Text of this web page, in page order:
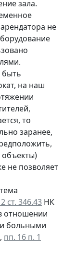
зала.
не
быть
на наш
то
заранее,
объекты)
не позволяет
ст. 346.43 НК
отношении
и больными
пп. 16 п. 1